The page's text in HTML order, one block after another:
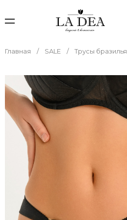
Главная SALE Трусы